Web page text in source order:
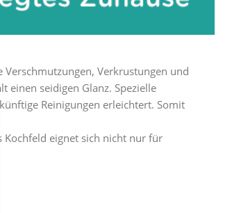
Verkrustungen und
einen seidigen Glanz. Spezielle
Reinigungen erleichtert. Somit
eignet sich nicht nur für